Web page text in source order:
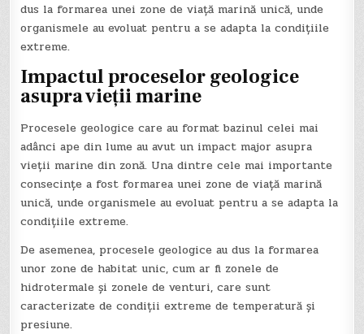
dus la formarea unei zone de viață marină unică, unde
organismele au evoluat pentru a se adapta la condițiile
extreme.
Impactul proceselor geologice
asupra vieții marine
Procesele geologice care au format bazinul celei mai
adânci ape din lume au avut un impact major asupra
vieții marine din zonă. Una dintre cele mai importante
consecințe a fost formarea unei zone de viață marină
unică, unde organismele au evoluat pentru a se adapta la
condițiile extreme.
De asemenea, procesele geologice au dus la formarea
unor zone de habitat unic, cum ar fi zonele de
hidrotermale și zonele de venturi, care sunt
caracterizate de condiții extreme de temperatură și
presiune.